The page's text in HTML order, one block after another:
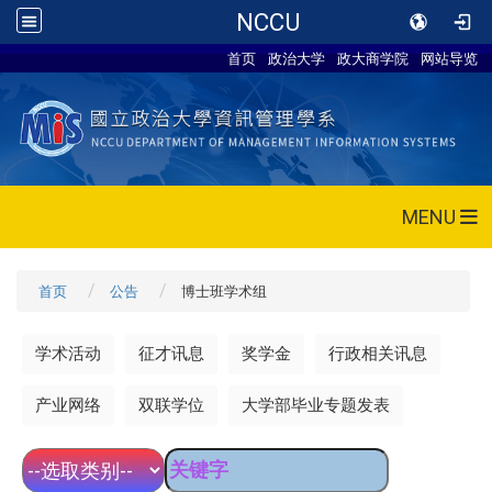
NCCU
首页 政治大学 政大商学院 网站导览
MENU
首页 公告 博士班学术组
学术活动 征才讯息 奖学金 行政相关讯息
产业网络 双联学位 大学部毕业专题发表